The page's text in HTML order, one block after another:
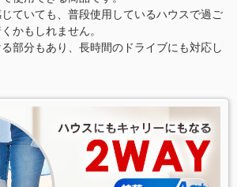
ていても、普段使用しているハウスで過ご
かもしれません。
部分もあり、長時間のドライブにも対応し